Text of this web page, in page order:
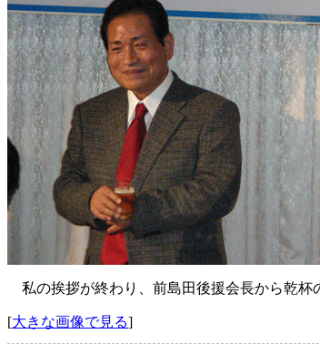
私の挨拶が終わり、前島田後援会長から乾杯
[大きな画像で見る]